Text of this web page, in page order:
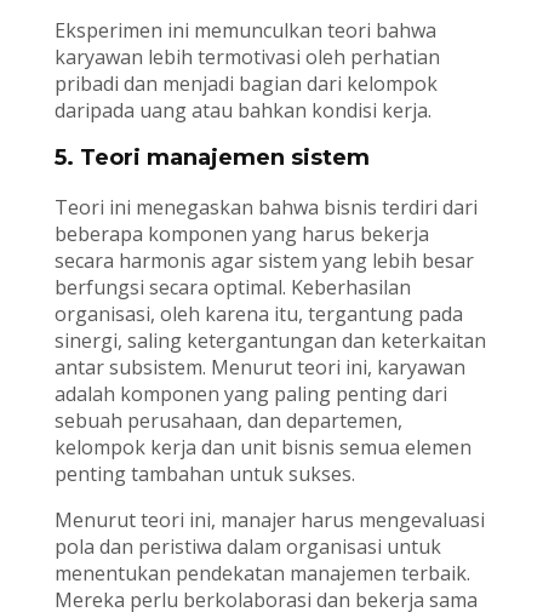
Eksperimen ini memunculkan teori bahwa
karyawan lebih termotivasi oleh perhatian
pribadi dan menjadi bagian dari kelompok
daripada uang atau bahkan kondisi kerja.
5. Teori manajemen sistem
Teori ini menegaskan bahwa bisnis terdiri dari
beberapa komponen yang harus bekerja
secara harmonis agar sistem yang lebih besar
berfungsi secara optimal. Keberhasilan
organisasi, oleh karena itu, tergantung pada
sinergi, saling ketergantungan dan keterkaitan
antar subsistem. Menurut teori ini, karyawan
adalah komponen yang paling penting dari
sebuah perusahaan, dan departemen,
kelompok kerja dan unit bisnis semua elemen
penting tambahan untuk sukses.
Menurut teori ini, manajer harus mengevaluasi
pola dan peristiwa dalam organisasi untuk
menentukan pendekatan manajemen terbaik.
Mereka perlu berkolaborasi dan bekerja sama